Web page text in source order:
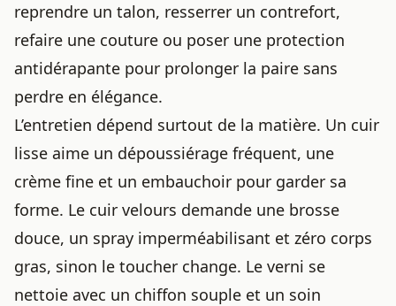
reprendre un talon, resserrer un contrefort,
refaire une couture ou poser une protection
antidérapante pour prolonger la paire sans
perdre en élégance.
L’entretien dépend surtout de la matière. Un cuir
lisse aime un dépoussiérage fréquent, une
crème fine et un embauchoir pour garder sa
forme. Le cuir velours demande une brosse
douce, un spray imperméabilisant et zéro corps
gras, sinon le toucher change. Le verni se
nettoie avec un chiffon souple et un soin